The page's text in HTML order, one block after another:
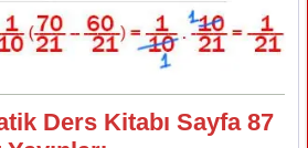
Ders Kitabı Sayfa 87